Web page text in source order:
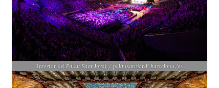
Interior del Palau Sant Jordi / palausantjordi.barcelona/es